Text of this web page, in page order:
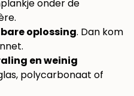
onder de
oplossing. Dan kom
en weinig
polycarbonaat of